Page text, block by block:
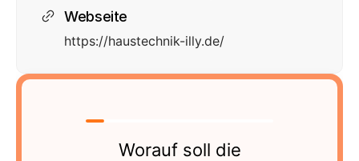
Webseite
https://haustechnik-illy.de/
Worauf soll die